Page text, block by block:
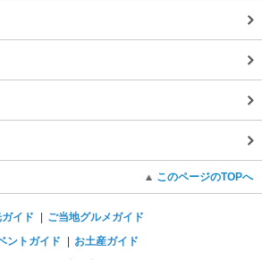
このページのTOPへ
イド
ご当地グルメガイド
ントガイド
お土産ガイド